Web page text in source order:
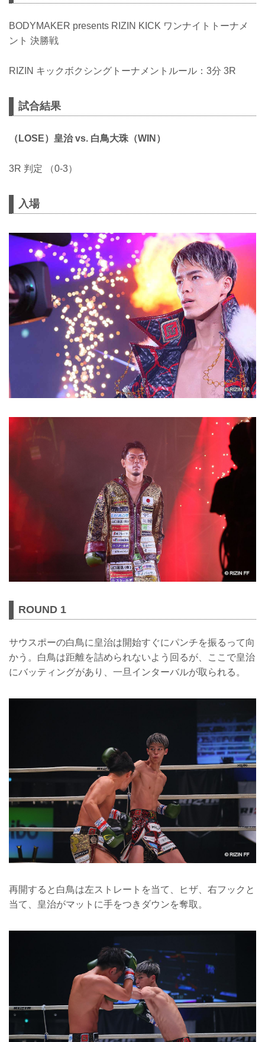
BODYMAKER presents RIZIN KICK ワンナイトトーナメ
ント 決勝戦
RIZIN キックボクシングトーナメントルール：3分 3R
試合結果
（LOSE）皇治 vs. 白鳥大珠（WIN）
3R 判定 （0-3）
入場
ROUND 1
サウスポーの白鳥に皇治は開始すぐにパンチを振るって向
かう。白鳥は距離を詰められないよう回るが、ここで皇治
にバッティングがあり、一旦インターバルが取られる。
再開すると白鳥は左ストレートを当て、ヒザ、右フックと
当て、皇治がマットに手をつきダウンを奪取。